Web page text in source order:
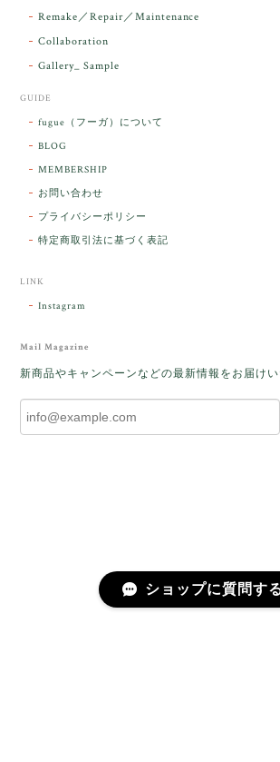
こそ この度は誠にありがとうご
た人に幸せが訪れる」という言い伝えが
パサラン。とっても素敵です。メッセー
憶違いもありましたが、またいつかお会
した。
をあたたかく迎え入れてくださ
しく思います。 この石のふわり
ランパサラン」でした。これか
傍で そっと見守ってくれるので
2025/10/03
Remake／Repair／Maintenance
Collaboration
Gallery_ Sample
GUIDE
fugue（フーガ）について
BLOG
MEMBERSHIP
お問い合わせ
プライバシーポリシー
特定商取引法に基づく表記
LINK
Instagram
Mail Magazine
新商品やキャンペーンなどの最新情報をお届けい
ショップに質問す